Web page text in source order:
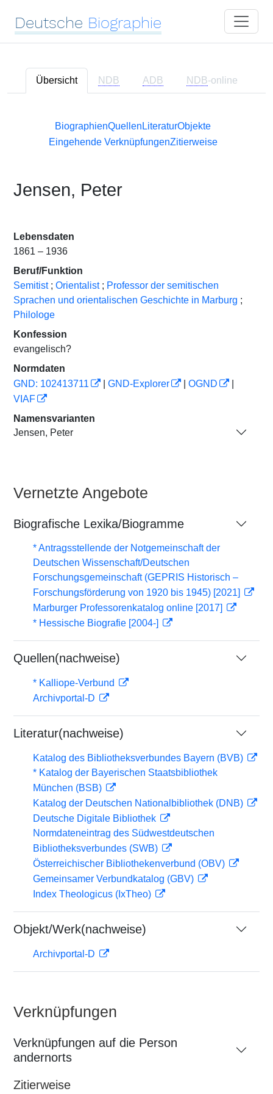
Deutsche Biographie
Übersicht NDB ADB NDB-online
BiographienQuellen LiteraturObjekte
Eingehende VerknüpfungenZitierweise
Jensen, Peter
Lebensdaten
1861 – 1936
Beruf/Funktion
Semitist ; Orientalist ; Professor der semitischen
Sprachen und orientalischen Geschichte in Marburg ;
Philologe
Konfession
evangelisch?
Normdaten
GND: 102413711
GND-Explorer OGND
VIAF
Namensvarianten
Jensen, Peter
Vernetzte Angebote
Biografische Lexika/Biogramme
* Antragsstellende der Notgemeinschaft der
Deutschen Wissenschaft/Deutschen
Forschungsgemeinschaft (GEPRIS Historisch –
Forschungsförderung von 1920 bis 1945) [2021]
Marburger Professorenkatalog online [2017]
* Hessische Biografie [2004-]
Quellen(nachweise)
* Kalliope-Verbund
Archivportal-D
Literatur(nachweise)
Katalog des Bibliotheksverbundes Bayern (BVB)
* Katalog der Bayerischen Staatsbibliothek
München (BSB)
Katalog der Deutschen Nationalbibliothek (DNB)
Deutsche Digitale Bibliothek
Normdateneintrag des Südwestdeutschen
Bibliotheksverbundes (SWB)
Österreichischer Bibliothekenverbund (OBV)
Gemeinsamer Verbundkatalog (GBV)
Index Theologicus (IxTheo)
Objekt/Werk(nachweise)
Archivportal-D
Verknüpfungen
Verknüpfungen auf die Person
andernorts
Zitierweise